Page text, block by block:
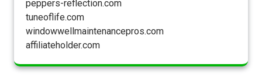
peppers-reflection.com
tuneoflife.com
windowwellmaintenancepros.com
affiliateholder.com